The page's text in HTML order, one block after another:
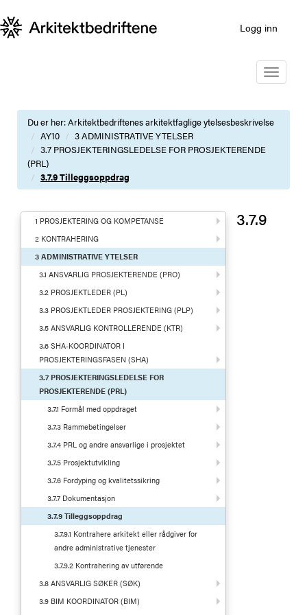
Logg inn
Toggle
Du er her:Arkitektbedriftenes arkitektfaglige ytelsesbeskrivelse
AY10
3 ADMINISTRATIVE YTELSER
3.7 PROSJEKTERINGSLEDELSE FOR PROSJEKTERENDE
(PRL)
3.7.9 Tilleggsoppdrag
1 PROSJEKTERING OG KOMPETANSE
2 KONTRAHERING
3 ADMINISTRATIVE YTELSER
3.1 ANSVARLIG PROSJEKTERENDE (PRO)
3.2 PROSJEKTLEDER (PL)
3.3 PROSJEKTLEDER PROSJEKTERING (PLP)
3.5 ANSVARLIG KONTROLLERENDE (KTR)
3.6 SHA-KOORDINATOR I
PROSJEKTERINGSFASEN (SHA)
3.7 PROSJEKTERINGSLEDELSE FOR
PROSJEKTERENDE (PRL)
3.7.1 Formål med oppdraget
3.7.3 Rammebetingelser
3.7.4 PRL og andre ansvarlige i prosjektet
3.7.5 Prosjektutvikling
3.7.6 Fordyping og kvalitetssikring
3.7.7 Dokumentasjon
3.7.9 Tilleggsoppdrag
3.7.9.1 Kontrahere arkitekt eller rådgiver for
andre administrative tjenester
3.7.9.2 Kontrahering av utførende
3.8 ANSVARLIG SØKER (SØK)
3.9 BIM KOORDINATOR (BIM)
3.7.9